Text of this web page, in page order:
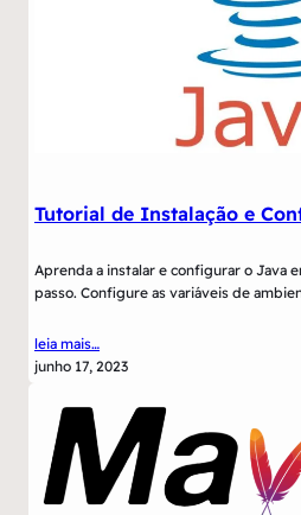
Tutorial de Instalação e
Aprenda a instalar e configurar o Java
passo. Configure as variáveis de
leia mais…
junho 17, 2023